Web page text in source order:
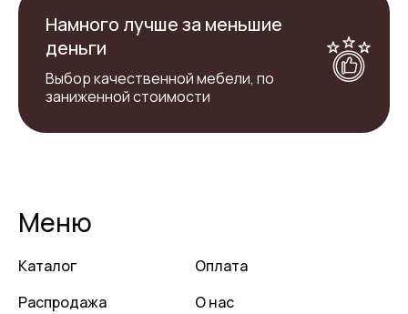
Намного лучше за меньшие
деньги
Выбор качественной мебели, по
заниженной стоимости
Меню
Каталог
Распродажа
Оплата
О нас